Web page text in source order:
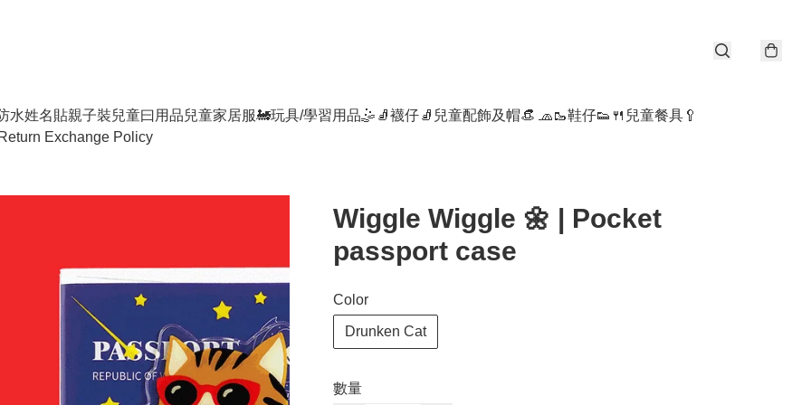
水姓名貼親子裝兒童曰用品兒童家居服🚂玩具/學習用品🤹 🧦襪仔🧦 兒童配飾及帽👒 🧢🥾鞋仔👟 🍴兒童餐具🥄
Exchange Policy
Wiggle Wiggle 🌼 | Pocket
passport case
Color
Drunken Cat
數量